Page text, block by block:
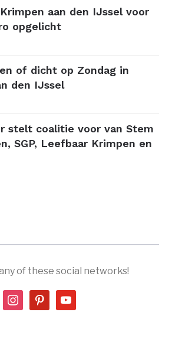
aan den IJssel voor
opgelicht
of dicht op Zondag in
den IJssel
stelt coalitie voor van Stem
SGP, Leefbaar Krimpen en
of these social networks!
instagrampinterestyoutube